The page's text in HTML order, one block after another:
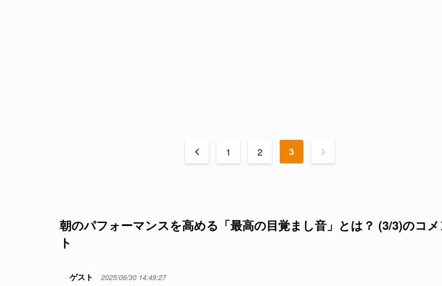
< 1 2 3 >
朝のパフォーマンスを高める「最高の目覚まし音」とは？ (3/3)のコ
ト
ゲスト 2025/06/30 14:49:27